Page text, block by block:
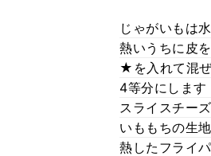
じゃがいもは
熱いうちに皮
★を入れて混
4等分にします
スライスチー
いももちの生
熱したフライ